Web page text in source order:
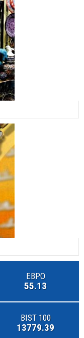
ЕВРО
55.13
BIST 100
13779.39